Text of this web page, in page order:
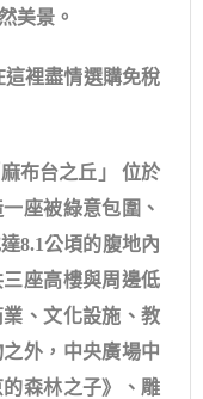
美景。
裡盡情選購免稅
布台之丘」 位於
座被綠意包圍、
8.1公頃的腹地內
座高樓與周邊低
、文化設施、教
外，中央廣場中
森林之⼦》、雕